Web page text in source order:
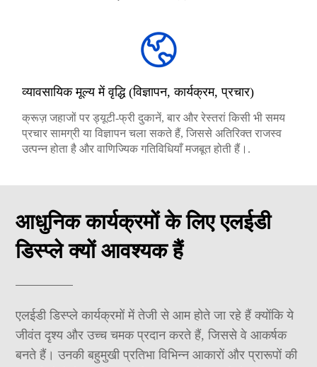
व्यावसायिक मूल्य में वृद्धि (विज्ञापन, कार्यक्रम, प्रचार)
क्रूज़ जहाजों पर ड्यूटी-फ्री दुकानें, बार और रेस्तरां किसी भी समय
प्रचार सामग्री या विज्ञापन चला सकते हैं, जिससे अतिरिक्त राजस्व
उत्पन्न होता है और वाणिज्यिक गतिविधियाँ मजबूत होती हैं।.
आधुनिक कार्यक्रमों के लिए एलईडी
डिस्प्ले क्यों आवश्यक हैं
एलईडी डिस्प्ले कार्यक्रमों में तेजी से आम होते जा रहे हैं क्योंकि ये
जीवंत दृश्य और उच्च चमक प्रदान करते हैं, जिससे वे आकर्षक
बनते हैं। उनकी बहुमुखी प्रतिभा विभिन्न आकारों और प्रारूपों की